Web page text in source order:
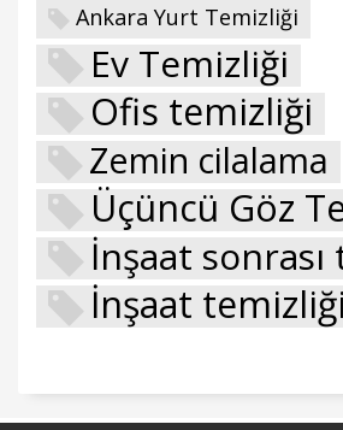
Ankara Yurt Temizliği
Ev Temizliği
Ofis temizliği
Zemin cilalama
Üçüncü Göz
İnşaat
İnşaat temizliği